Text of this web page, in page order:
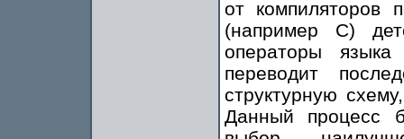
от компиляторов
(например С)
операторы
переводит
структурную
Данный процесс